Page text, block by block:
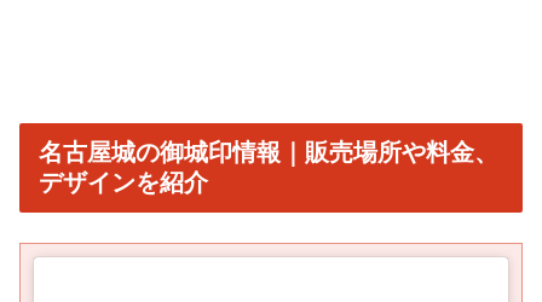
名古屋城の御城印情報｜販売場所や料金、
デザインを紹介